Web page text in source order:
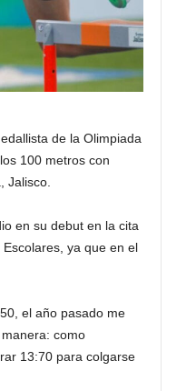
de la Olimpiada
100 metros con
Jalisco.
en su debut en la cita
ya que en el
el año pasado me
como
13:70 para colgarse